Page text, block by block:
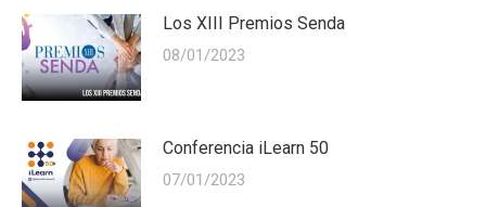
Los XIII Premios Senda
08/01/2023
Conferencia iLearn 50
07/01/2023